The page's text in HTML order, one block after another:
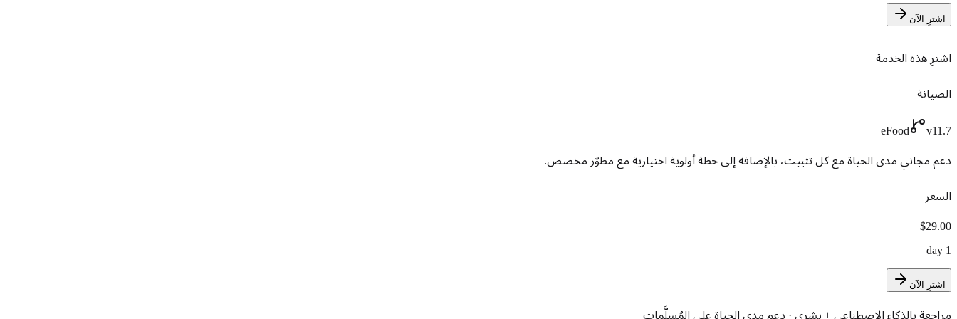
اشترِ الآن
اشترِ هذه الخدمة
الصيانة
eFood v11.7
دعم مجاني مدى الحياة مع كل تثبيت، بالإضافة إلى خطة أولوية اختيارية مع مطوّر مخصص.
السعر
$29.00
1 day
اشترِ الآن
مراجعة بالذكاء الاصطناعي + بشري · دعم مدى الحياة على المُسلَّمات